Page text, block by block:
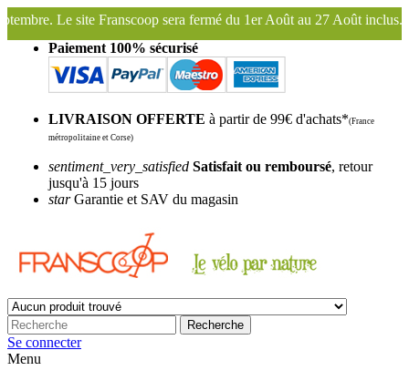
du 1er Août au 27 Août inclus. Bonnes vacances !
Paiement 100% sécurisé
LIVRAISON OFFERTE à partir de 99€ d'achats*(France
métropolitaine et Corse)
sentiment_very_satisfied Satisfait ou remboursé, retour
jusqu'à 15 jours
starGarantie et SAV du magasin
Recherche
Se connecter
Menu